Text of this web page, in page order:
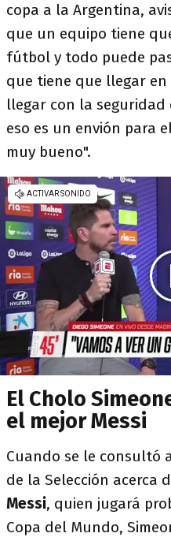
copa a la Argentina,
que un equipo tiene
fútbol y todo puede
que tiene que llegar
llegar con la
eso es un envión para
muy bueno".
El Cholo
el mejor Messi
Cuando se le consultó
de la Selección acerca
Messi, quien jugará
Copa del Mundo,